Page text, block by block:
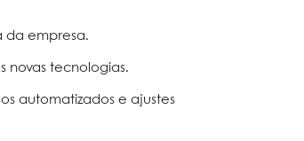
da empresa.
novas tecnologias.
automatizados e ajustes